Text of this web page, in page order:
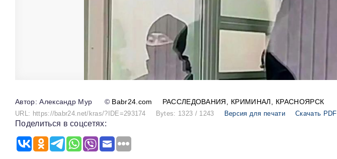
Александр Мур © Babr24.com РАССЛЕДОВАНИЯ КРИМИНАЛ КРАСНОЯРСК
URL: https://babr24.net/kras/?IDE=293174 Bytes: 1323 / 1243 Версия для печати Скачать PDF
Поделиться в соцсетях: